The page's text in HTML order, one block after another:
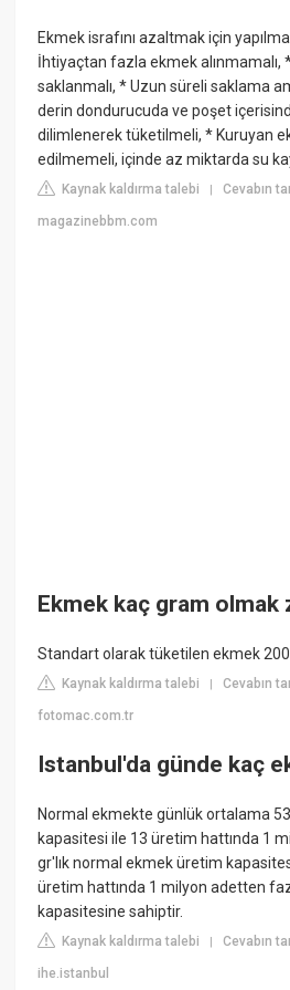
Ekmek israfını azaltmak için
İhtiyaçtan fazla ekmek alınmamalı,
saklanmalı, * Uzun süreli saklama
derin dondurucuda ve poşet
dilimlenerek tüketilmeli, * Kuruyan
edilmemeli, içinde az miktarda su
Kaynak kaldırma talebi |Cevabın
magazinebbm.com
Ekmek kaç gram olmak
Standart olarak tüketilen ekmek 200
Kaynak kaldırma talebi |Cevabın
fotomac.com.tr
Istanbul'da günde kaç
Normal ekmekte günlük ortalama
kapasitesi ile 13 üretim hattında 1
gr'lık normal ekmek üretim
üretim hattında 1 milyon adetten
kapasitesine sahiptir.
Kaynak kaldırma talebi |Cevabın
ihe.istanbul